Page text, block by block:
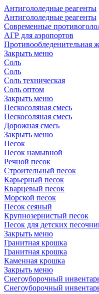
Антигололедные реагенты
Антигололедные реагенты
Современные
АГР для аэропортов
Противообледенительная
Закрыть меню
Соль
Соль
Соль техническая
Соль оптом
Закрыть меню
Пескосоляная смесь
Пескосоляная смесь
Дорожная смесь
Закрыть меню
Песок
Песок намывной
Речной песок
Строительный песок
Карьерный песок
Кварцевый песок
Морской песок
Песок сеяный
Крупнозернистый песок
Песок для детских
Закрыть меню
Гранитная крошка
Гранитная крошка
Каменная крошка
Закрыть меню
Cнегоуборочный
Снегоуборочный